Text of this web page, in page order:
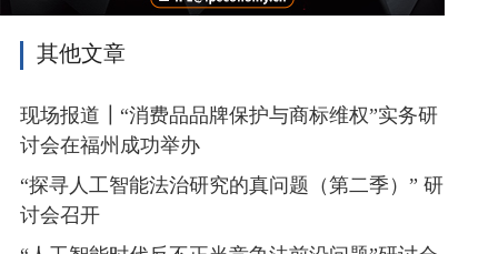
其他文章
现场报道┃“消费品品牌保护与商标维权”实务研
讨会在福州成功举办
“探寻人工智能法治研究的真问题（第二季）” 研
讨会召开